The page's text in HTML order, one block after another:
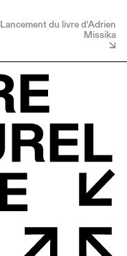
Lancement du livre d'Adrien
Missika